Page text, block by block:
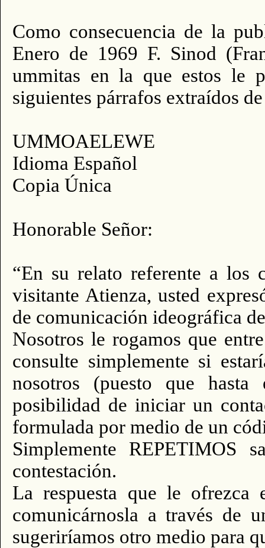
Como consecuencia de la
Enero de 1969 F. Sinod
ummitas en la que estos le
siguientes párrafos extraídos
UMMOAELEWE
Idioma Español
Copia Única
Honorable Señor:
“En su relato referente a los
visitante Atienza, usted
de comunicación ideográfica
Nosotros le rogamos que
consulte simplemente si
nosotros (puesto que
posibilidad de iniciar un
formulada por medio de un
Simplemente REPETIMOS
contestación.
La respuesta que le ofrezca
comunicárnosla a través de
sugeriríamos otro medio para